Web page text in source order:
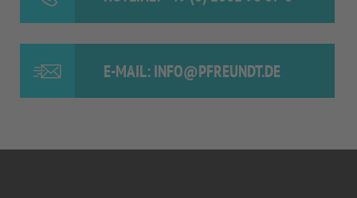
E-MAIL: INFO@PFREUNDT.DE